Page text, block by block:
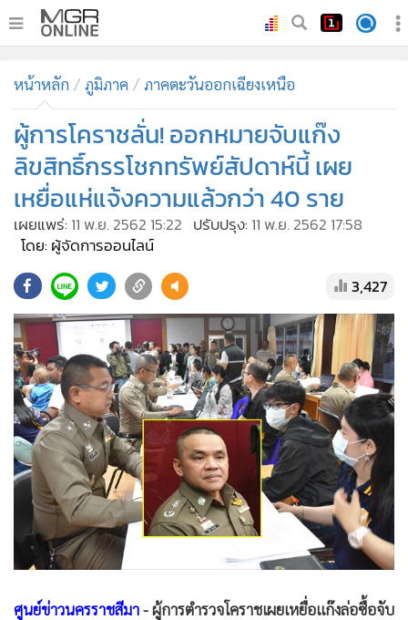
ทันเหตุการณ์
• ภาคใต้
• ภูมิภาค
Online Section
• บันเทิง
ผู้จัดการรายวัน
• ละคร
• CbizReview
• Cyber BIZ
• ผู้จัดกวน
• Good health & Well-being
• Green Innovation & SD
• Management & HR
•
MGR Live
Infographic
การเมือง
• กีฬา
หน้าหลัก ภูมิภาค ภาคตะวันออกเฉียงเหนือ
ผู้การโคราชลั่น! ออกหมายจับแก๊ง
ลิขสิทธิ์กรรโชกทรัพย์สัปดาห์นี้ เผย
เหยื่อแห่แจ้งความแล้วกว่า 40 ราย
เผยแพร่: 11 พ.ย. 2562 15:22 ปรับปรุง: 11 พ.ย. 2562 17:58
โดย: ผู้จัดการออนไลน์
3,427
ศูนย์ข่าวนครราชสีมา- ผู้การตำรวจโคราชเผยเหยื่อแก๊งล่อซื้อจับ